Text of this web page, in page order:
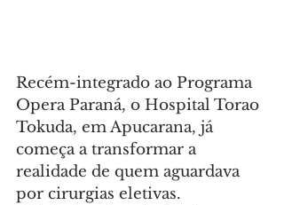
Recém-integrado ao Programa
Opera Paraná, o Hospital Torao
Tokuda, em Apucarana, já
começa a transformar a
realidade de quem aguardava
por cirurgias eletivas.